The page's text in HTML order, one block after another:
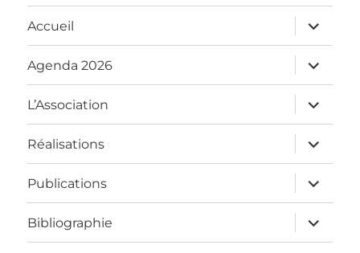
Accueil
ouvrir
le
sous-
menu
Agenda 2026
ouvrir
le
sous-
menu
L’Association
ouvrir
le
sous-
menu
Réalisations
ouvrir
le
sous-
menu
Publications
ouvrir
le
sous-
menu
Bibliographie
ouvrir
le
sous-